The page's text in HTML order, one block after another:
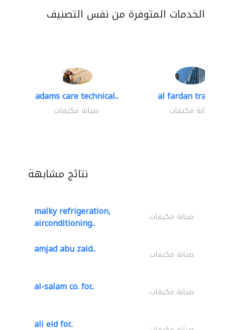
الخدمات المتوفرة من نفس التصنيف
adams care technical..
صيانة مكيفات
al fardan trading..
صيانة مكيفات
نتائج مشابهة
malky refrigeration,
airconditioning.. صيانة مكيفات
amjad abu zaid.. صيانة مكيفات
al-salam co. for.. صيانة مكيفات
ali eid for..